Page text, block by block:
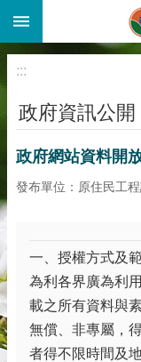
跳到主要內容區塊
:::
政府資訊公開
政府網站資料開
發布單位：原住民工
一、授權方式及
為利各界廣為利
載之所有資料與
無償、非專屬，
者得不限時間及